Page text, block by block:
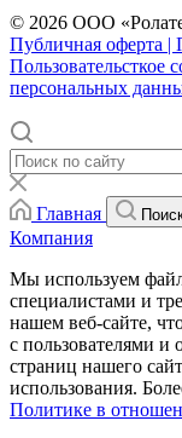
© 2026 ООО
Публичная оферта |
Пользовательсткое
персональных
Главная
Компания
Мы используем
специалистами и
нашем веб-сайте,
с пользователями
страниц нашего
использования.
Политике в